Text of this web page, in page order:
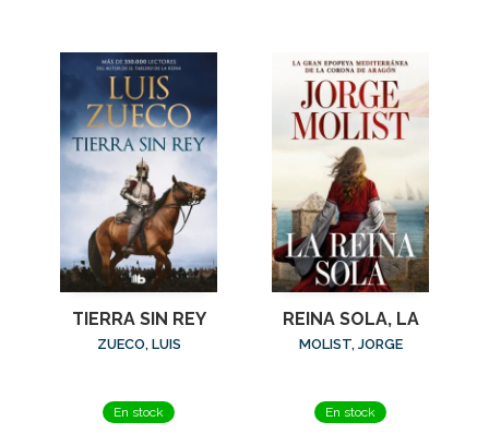
TIERRA SIN REY
ZUECO, LUIS
En stock
REINA SOLA, LA
MOLIST, JORGE
En stock